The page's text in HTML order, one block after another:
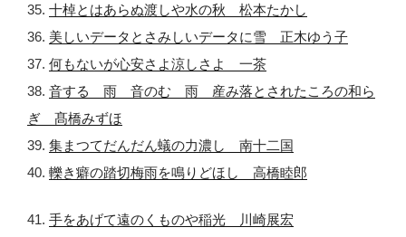
35. 十棹とはあらぬ渡しや水の秋 松本たかし
36. 美しいデータとさみしいデータに雪 正木ゆう子
37. 何もないが心安さよ涼しさよ 一茶
38. 音する 雨 音のむ 雨 産み落とされたころの和ら
ぎ 髙橋みずほ
39. 集まつてだんだん蟻の力濃し 南十二国
40. 轢き癖の踏切梅雨を鳴りどほし 高橋睦郎
41. 手をあげて遠のくものや稲光 川崎展宏